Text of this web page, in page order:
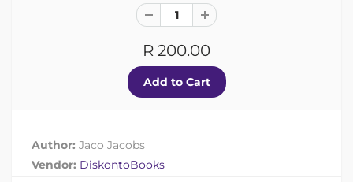
R 200.00
Author: Jaco Jacobs
Vendor: DiskontoBooks